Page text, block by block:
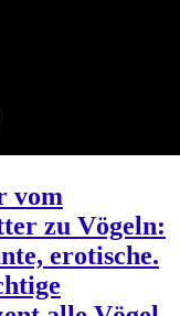
vom
zu Vögeln:
erotische.